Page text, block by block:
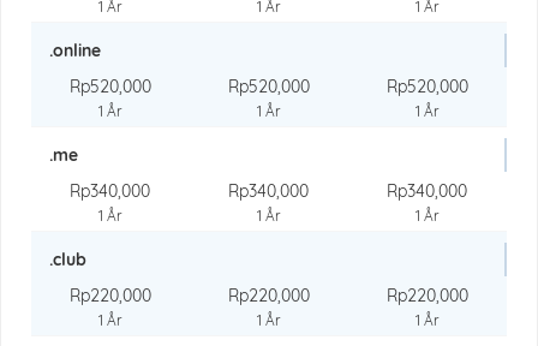
1 År 1 År 1 År
.online
Rp520,000
1 År
Rp520,000
1 År
Rp520,000
1 År
.me
Rp340,000
1 År
Rp340,000
1 År
Rp340,000
1 År
.club
Rp220,000
1 År
Rp220,000
1 År
Rp220,000
1 År